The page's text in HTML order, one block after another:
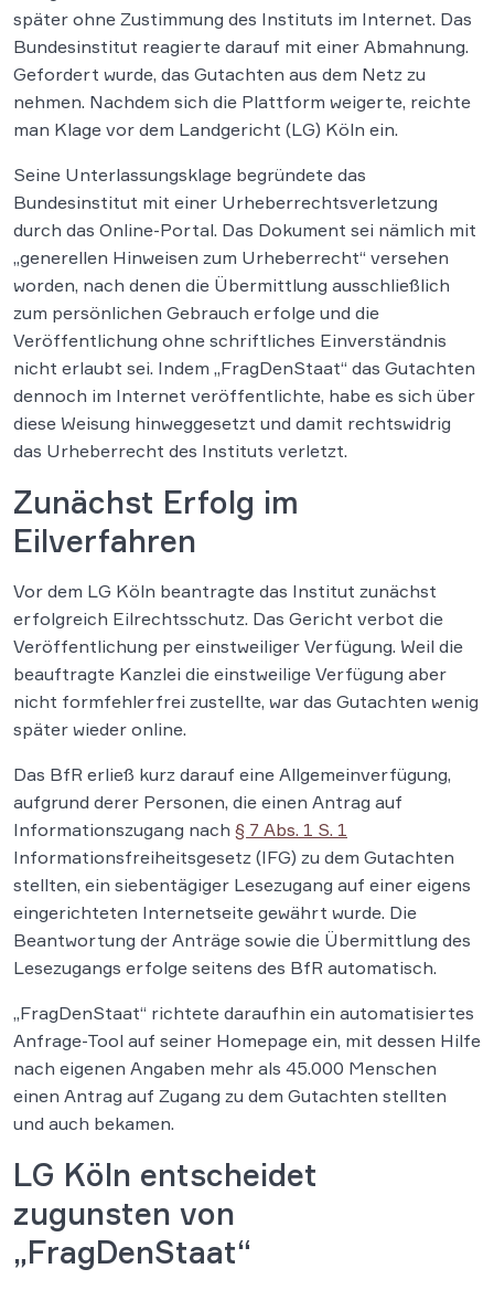
später ohne Zustimmung des Instituts im Internet. Das
Bundesinstitut reagierte darauf mit einer Abmahnung.
Gefordert wurde, das Gutachten aus dem Netz zu
nehmen. Nachdem sich die Plattform weigerte, reichte
man Klage vor dem Landgericht (LG) Köln ein.
Seine Unterlassungsklage begründete das
Bundesinstitut mit einer Urheberrechtsverletzung
durch das Online-Portal. Das Dokument sei nämlich mit
„generellen Hinweisen zum Urheberrecht“ versehen
worden, nach denen die Übermittlung ausschließlich
zum persönlichen Gebrauch erfolge und die
Veröffentlichung ohne schriftliches Einverständnis
nicht erlaubt sei. Indem „FragDenStaat“ das Gutachten
dennoch im Internet veröffentlichte, habe es sich über
diese Weisung hinweggesetzt und damit rechtswidrig
das Urheberrecht des Instituts verletzt.
Zunächst Erfolg im
Eilverfahren
Vor dem LG Köln beantragte das Institut zunächst
erfolgreich Eilrechtsschutz. Das Gericht verbot die
Veröffentlichung per einstweiliger Verfügung. Weil die
beauftragte Kanzlei die einstweilige Verfügung aber
nicht formfehlerfrei zustellte, war das Gutachten wenig
später wieder online.
Das BfR erließ kurz darauf eine Allgemeinverfügung,
aufgrund derer Personen, die einen Antrag auf
Informationszugang nach § 7 Abs. 1 S. 1
Informationsfreiheitsgesetz (IFG) zu dem Gutachten
stellten, ein siebentägiger Lesezugang auf einer eigens
eingerichteten Internetseite gewährt wurde. Die
Beantwortung der Anträge sowie die Übermittlung des
Lesezugangs erfolge seitens des BfR automatisch.
„FragDenStaat“ richtete daraufhin ein automatisiertes
Anfrage-Tool auf seiner Homepage ein, mit dessen Hilfe
nach eigenen Angaben mehr als 45.000 Menschen
einen Antrag auf Zugang zu dem Gutachten stellten
und auch bekamen.
LG Köln entscheidet
zugunsten von
„FragDenStaat“